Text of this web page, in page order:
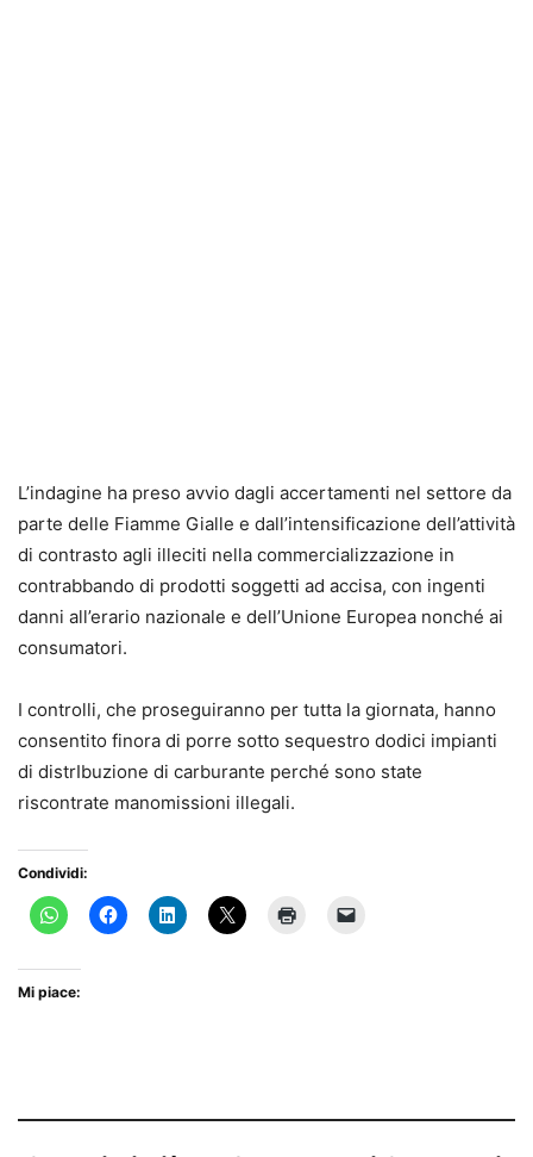
L’indagine ha preso avvio dagli accertamenti nel settore da
parte delle Fiamme Gialle e dall’intensificazione dell’attività
di contrasto agli illeciti nella commercializzazione in
contrabbando di prodotti soggetti ad accisa, con ingenti
danni all’erario nazionale e dell’Unione Europea nonché ai
consumatori.
I controlli, che proseguiranno per tutta la giornata, hanno
consentito finora di porre sotto sequestro dodici impianti
di distrIbuzione di carburante perché sono state
riscontrate manomissioni illegali.
Condividi:
Mi piace: